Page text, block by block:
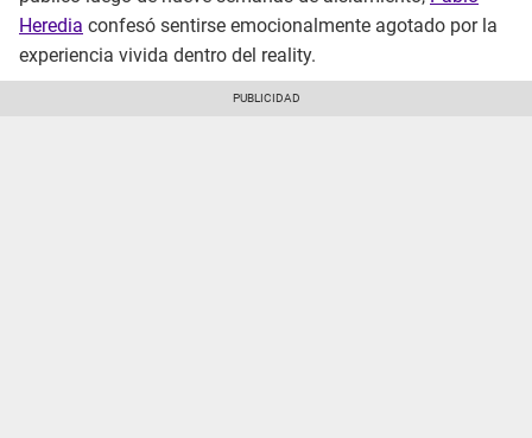
Heredia confesó sentirse emocionalmente agotado por la
experiencia vivida dentro del reality.